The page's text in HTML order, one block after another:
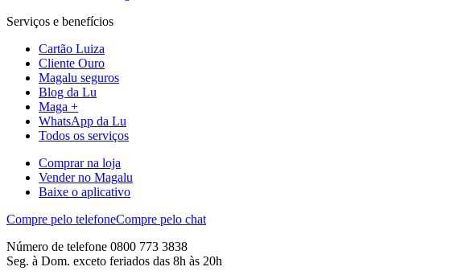
Serviços e benefícios
Cartão Luiza
Cliente Ouro
Magalu seguros
Blog da Lu
Maga +
WhatsApp da Lu
Todos os serviços
Comprar na loja
Vender no Magalu
Baixe o aplicativo
Compre pelo telefoneCompre pelo chat
Número de telefone 0800 773 3838
Seg. à Dom. exceto feriados das 8h às 20h